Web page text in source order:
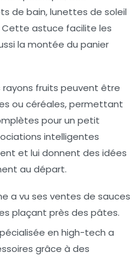
de bain, lunettes de soleil
Cette astuce facilite les
la montée du panier
rayons fruits peuvent être
ou céréales, permettant
pour un petit
intelligentes
et lui donnent des idées
au départ.
a vu ses ventes de sauces
plaçant près des pâtes.
en high-tech a
grâce à des